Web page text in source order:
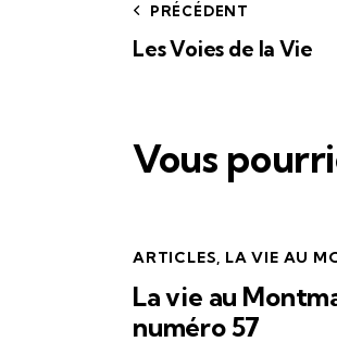
PRÉCÉDENT
Les Voies de la Vie
Vous
ARTICLES LA VIE AU
La vie au
numéro 57